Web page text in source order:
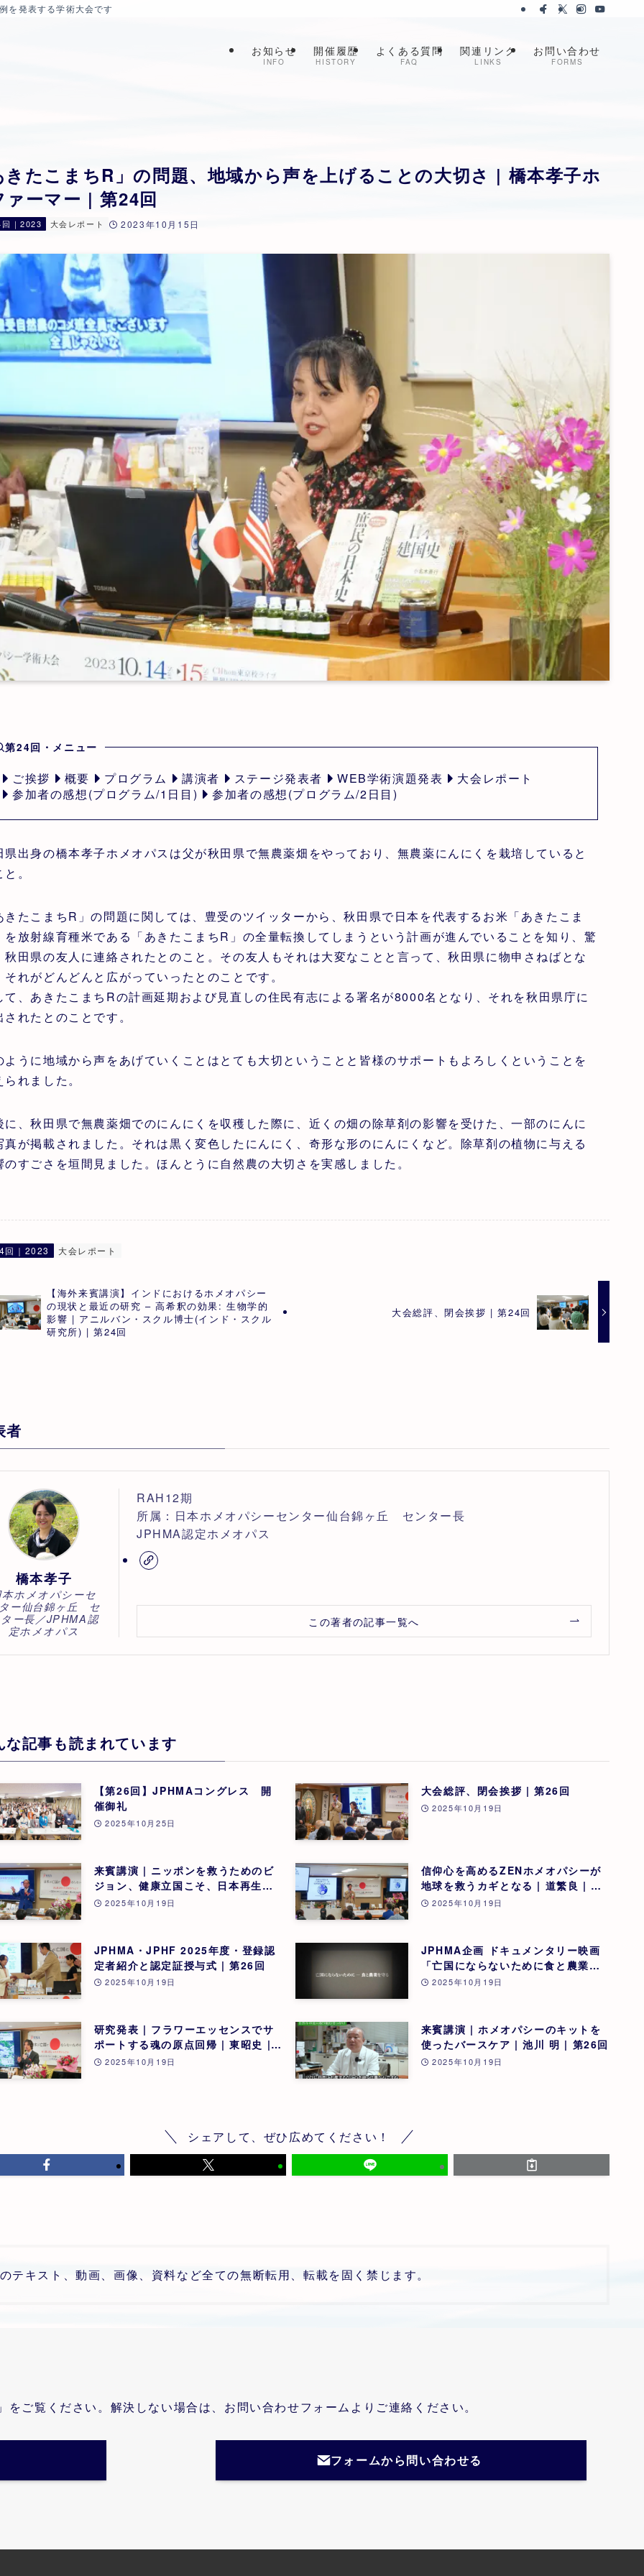
を発表する学術大会です
お知らせ
INFO
開催履歴
HISTORY
よくある質問
FAQ
関連リンク
LINKS
お問い合わせ
FORMS
きたこまちR」の問題、地域から声を上げることの大切さ | 橋本孝子ホ
ァーマー | 第24回
｜2023 大会レポート 2023年10月15日
第24回・メニュー
ご挨拶 概要 プログラム 講演者 ステージ発表者 WEB学術演題発表
大会レポート
参加者の感想(プログラム/1日目)
参加者の感想(プログラム/2日目)
県出身の橋本孝子ホメオパスは父が秋田県で無農薬畑をやっており、無農薬にんにくを栽培していると
。
きたこまちR」の問題に関しては、豊受のツイッターから、秋田県で日本を代表するお米「あきたこま
を放射線育種米である「あきたこまちR」の全量転換してしまうという計画が進んでいることを知り、驚
秋田県の友人に連絡されたとのこと。その友人もそれは大変なことと言って、秋田県に物申さねばとな
それがどんどんと広がっていったとのことです。
て、あきたこまちRの計画延期および見直しの住民有志による署名が8000名となり、それを秋田県庁に
されたとのことです。
ように地域から声をあげていくことはとても大切ということと皆様のサポートもよろしくということを
れました。
に、秋田県で無農薬畑でのにんにくを収穫した際に、近くの畑の除草剤の影響を受けた、一部のにんに
真が掲載されました。それは黒く変色したにんにく、奇形な形のにんにくなど。除草剤の植物に与える
のすごさを垣間見ました。ほんとうに自然農の大切さを実感しました。
回｜2023 大会レポート
【海外来賓講演】インドにおけるホメオパシー
の現状と最近の研究 – 高希釈の効果: 生物学的
影響 | アニルバン・スクル博士(インド・スクル
研究所) | 第24回
大会総評、閉会挨拶 | 第24回
者
橋本孝子
本ホメオパシーセ
ー仙台錦ヶ丘 セ
ー長／JPHMA認
定ホメオパス
RAH12期
所属：日本ホメオパシーセンター仙台錦ヶ丘 センター長
JPHMA認定ホメオパス
この著者の記事一覧へ
な記事も読まれています
【第26回】JPHMAコングレス 開
催御礼
2025年10月25日
大会総評、閉会挨拶 | 第26回
2025年10月19日
来賓講演 | ニッポンを救うためのビ
ジョン、健康立国こそ、日本再生の
道 | 吉野敏明(医療法人社団 銀座エ
2025年10月19日
信仰心を高めるZENホメオパシーが
地球を救うカギとなる | 道繁良 | 第
26回
2025年10月19日
JPHMA・JPHF 2025年度・登録認
定者紹介と認定証授与式 | 第26回
2025年10月19日
JPHMA企画 ドキュメンタリー映画
「亡国にならないために食と農業を
守る」 | 第26回
2025年10月19日
研究発表 | フラワーエッセンスでサ
ポートする魂の原点回帰 | 東昭史 |
第26回
2025年10月19日
来賓講演 | ホメオパシーのキットを
使ったバースケア | 池川 明 | 第26回
2025年10月19日
シェアして、ぜひ広めてください！
テキスト、動画、画像、資料など全ての無断転用、転載を固く禁じます。
をご覧ください。解決しない場合は、お問い合わせフォームよりご連絡ください。
フォームから問い合わせる